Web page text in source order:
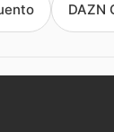
DAZN